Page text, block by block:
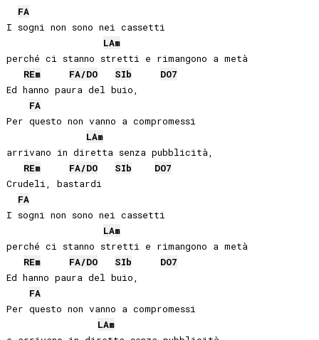
FA
I sogni non sono nei cassetti
LAm
perché ci stanno stretti e rimangono a metà
REm FA/DO SIb DO7
Ed hanno paura del buio,
FA
Per questo non vanno a compromessi
LAm
arrivano in diretta senza pubblicità,
REm FA/DO SIb DO7
Crudeli, bastardi
FA
I sogni non sono nei cassetti
LAm
perché ci stanno stretti e rimangono a metà
REm FA/DO SIb DO7
Ed hanno paura del buio,
FA
Per questo non vanno a compromessi
LAm